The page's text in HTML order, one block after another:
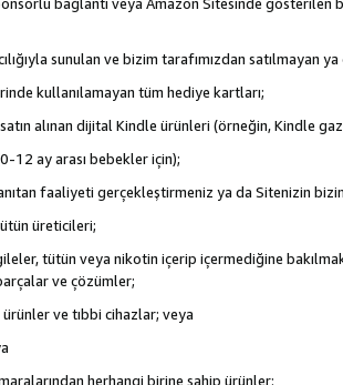
sunulan ve bizim tarafımızdan satılmayan
kullanılamayan tüm hediye kartları;
alınan dijital Kindle ürünleri (örneğin, Kindle
12 ay arası bebekler için);
faaliyeti gerçekleştirmeniz ya da Sitenizin
üreticileri;
tütün veya nikotin içerip içermediğine
ve çözümler;
ve tıbbi cihazlar; veya
herhangi birine sahip ürünler: